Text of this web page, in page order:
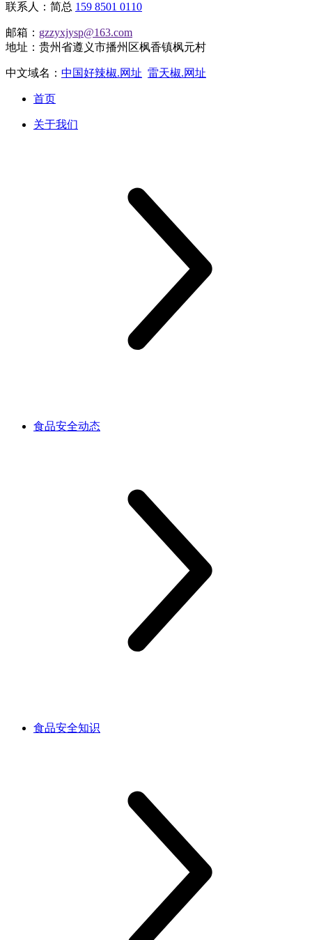
联系人：简总 159 8501 0110
邮箱： gzzyxjysp@163.com
地址：贵州省遵义市播州区枫香镇枫元村
中文域名： 中国好辣椒.网址 雷天椒.网址
首页
关于我们
食品安全动态
食品安全知识